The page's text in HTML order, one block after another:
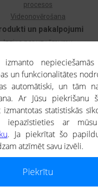
un pakalpojumi
Izziņa par uzņēmumu
Dzimtas koks
Uzņēmumu atlase
Monitorings
par ārvalstu
procesos
Videonovērošana
informācijai ir uzziņas raksturs,
nepieciešamās
un funkcionalitātes
automātiski, un tām
Ar Jūsu piekrišanu
statistiskās
iepazīstieties ar
. Ja piekrītat šo
atzīmēt savu izvēli.
Piekrītu